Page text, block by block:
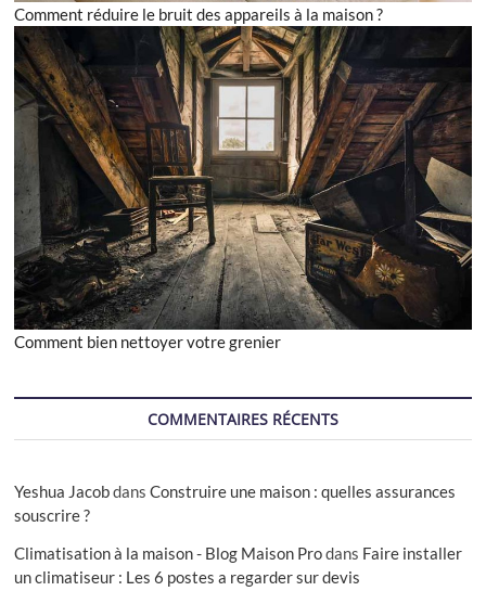
Comment réduire le bruit des appareils à la maison ?
Comment bien nettoyer votre grenier
COMMENTAIRES RÉCENTS
Yeshua JacobdansConstruire une maison : quelles assurances
souscrire ?
Climatisation à la maison - Blog Maison Prodans Faire installer
un climatiseur : Les 6 postes a regarder sur devis